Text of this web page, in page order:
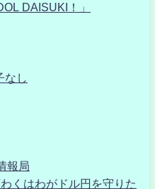
DAISUKI！」
し
報局
くはわがドル円を守りた